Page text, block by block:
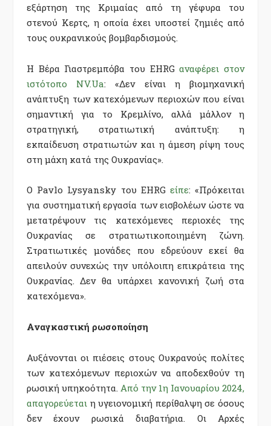
εξάρτηση της Κριμαίας από τη γέφυρα του
στενού Κερτς, η οποία έχει υποστεί ζημιές από
τους ουκρανικούς βομβαρδισμούς.
Η Βέρα Γιαστρεμπόβα του EHRGαναφέρει στον
ιστότοπο NV.Ua: «Δεν είναι η βιομηχανική
ανάπτυξη των κατεχόμενων περιοχών που είναι
σημαντική για το Κρεμλίνο, αλλά μάλλον η
στρατηγική, στρατιωτική ανάπτυξη: η
εκπαίδευση στρατιωτών και η άμεση ρίψη τους
στη μάχη κατά της Ουκρανίας».
Ο Pavlo Lysyansky του EHRG είπε: «Πρόκειται
για συστηματική εργασία των εισβολέων ώστε να
μετατρέψουν τις κατεχόμενες περιοχές της
Ουκρανίας σε στρατιωτικοποιημένη ζώνη.
Στρατιωτικές μονάδες που εδρεύουν εκεί θα
απειλούν συνεχώς την υπόλοιπη επικράτεια της
Ουκρανίας. Δεν θα υπάρχει κανονική ζωή στα
κατεχόμενα».
Αναγκαστική ρωσοποίηση
Αυξάνονται οι πιέσεις στους Ουκρανούς πολίτες
των κατεχόμενων περιοχών να αποδεχθούν τη
ρωσική υπηκοότητα. Από την 1η Ιανουαρίου 2024,
απαγορεύεται η υγειονομική περίθαλψη σε όσους
δεν έχουν ρωσικά διαβατήρια. Οι Αρχές